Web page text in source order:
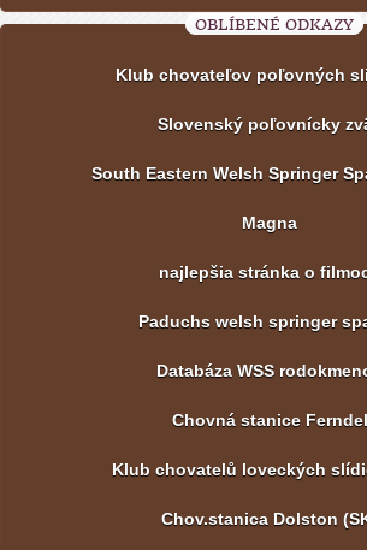
OBLÍBENÉ ODKAZY
Klub chovateľov poľovných
Slovenský poľovnícky
South Eastern Welsh Springer
Magna
najlepšia stránka o
Paduchs welsh springer
Databáza WSS
Chovná stanice Ferndel
Klub chovatelů loveckých
Chov.stanica Dolston